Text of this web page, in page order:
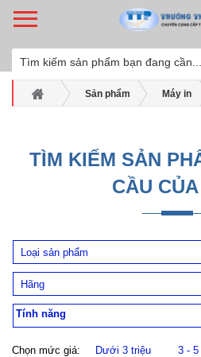
Sản phẩm Máy in
TÌM KIẾM SẢN
CẦU
Tính năng
Chọn mức giá: Dưới 3 triệu 3 - 5